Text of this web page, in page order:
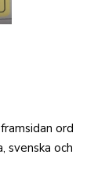
ord
svenska och